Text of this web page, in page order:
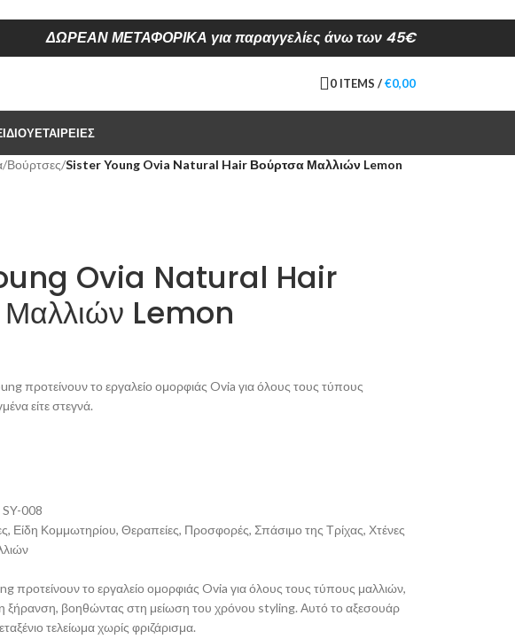
ΔΩΡΕΑΝ ΜΕΤΑΦΟΡΙΚΑ για παραγγελίες άνω των 45€
0 ITEMS /€0,00
ΕΤΑΙΡΕΊΕΣ
/Βούρτσες/Sister Young Ovia Natural Hair Βούρτσα Μαλλιών Lemon
Ovia Natural Hair
Lemon
προτείνουν το εργαλείο ομορφιάς Ovia για όλους τους τύπους
είτε στεγνά.
SY-008
, Είδη Κομμωτηρίου, Θεραπείες, Προσφορές, Σπάσιμο της Τρίχας, Χτένες
προτείνουν το εργαλείο ομορφιάς Ovia για όλους τους τύπους μαλλιών,
ξήρανση, βοηθώντας στη μείωση του χρόνου styling. Αυτό το αξεσουάρ
τελείωμα χωρίς φριζάρισμα.